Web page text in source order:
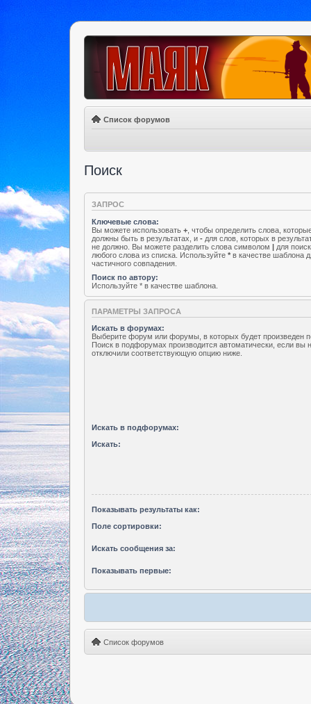
Список форумов
Поиск
ЗАПРОС
Ключевые слова:
Вы можете использовать + , чтобы определить слова,
должны быть в результатах, и - для слов, которых в
не должно. Вы можете разделить слова символом | для
любого слова из списка. Используйте * в качестве шаблона
частичного совпадения.
Поиск по автору:
Используйте * в качестве шаблона.
ПАРАМЕТРЫ ЗАПРОСА
Искать в форумах:
Выберите форум или форумы, в которых будет произведен
Поиск в подфорумах производится автоматически, если вы
отключили соответствующую опцию ниже.
Искать в подфорумах:
Искать:
Показывать результаты как:
Поле сортировки:
Искать сообщения за:
Показывать первые:
Список форумов